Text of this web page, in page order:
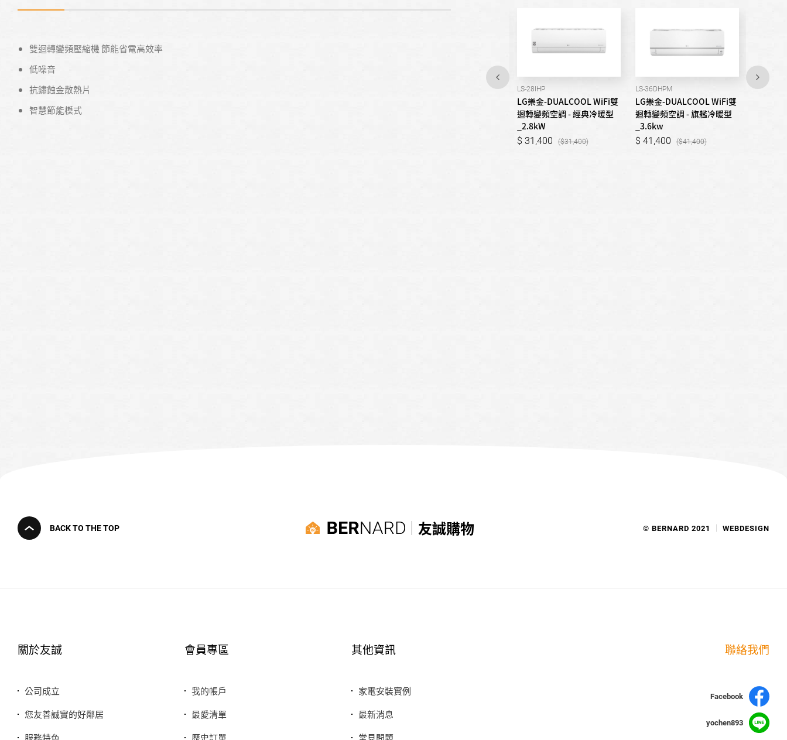
雙迴轉變頻壓縮機 節能省電高效率
低噪音
抗鏽蝕金散熱片
智慧節能模式
LS-28IHP
LG樂金-DUALCOOL WiFi雙
迴轉變頻空調 - 經典冷暖型
_2.8kW
31,400 31,400
LS-36DHPM
LG樂金-DUALCOOL WiFi雙
迴轉變頻空調 - 旗艦冷暖型
_3.6kw
41,400 41,400
LS-63IHP
BACK TO THE TOP 友誠購物 © BERNARD 2021 WEBDESIGN
關於友誠
公司成立
您友善誠實的好鄰居
服務特色
會員專區
我的帳戶
最愛清單
歷史訂單
其他資訊
家電安裝實例
最新消息
常見問題
聯絡我們
Facebook
yochen893